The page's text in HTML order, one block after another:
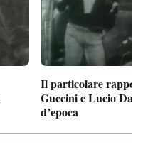
Il particolare
Guccini e Lucio
d’epoca